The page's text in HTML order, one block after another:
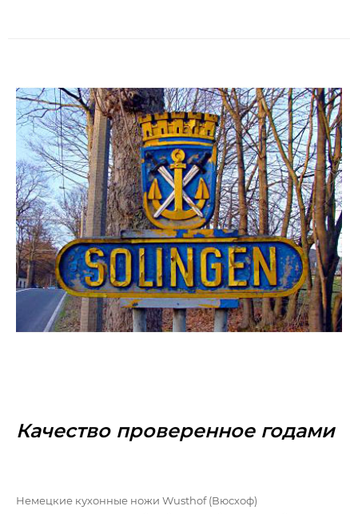
Качество проверенное годами
Немецкие кухонные ножи Wusthof (Вюсхоф)